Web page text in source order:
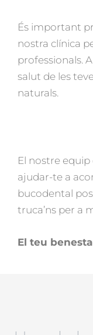
És important
nostra clínica
professionals.
salut de les
naturals.
El nostre
ajudar-te a
bucodental
truca’ns per a
El teu